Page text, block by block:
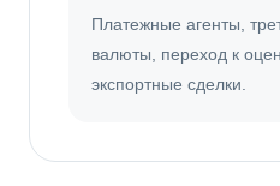
Платежные агенты,
валюты, переход к
экспортные сделки.